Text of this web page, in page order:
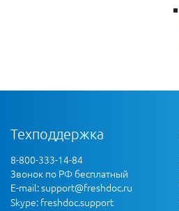
Техподдержка
8-800-333-14-84
Звонок по РФ бесплатный
E-mail:support@freshdoc.ru
Skype: freshdoc.support